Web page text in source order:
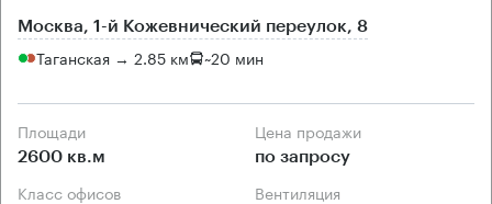
Москва, 1-й Кожевнический переулок, 8
Таганская → 2.85 км ~20 мин
Площади
2600 кв.м
Цена продажи
по запросу
Класс офисов Вентиляция